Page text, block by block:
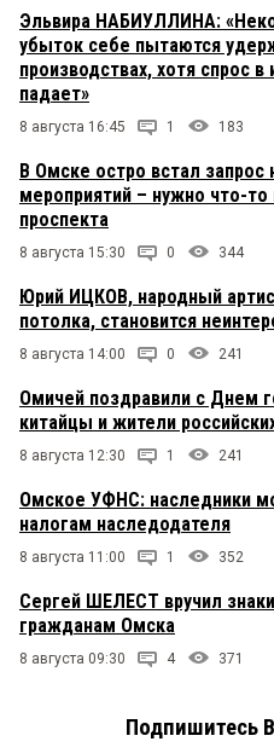
Эльвира НАБИУЛЛИНА:
убыток себе пытаются
производствах, хотя спрос
падает»
8 августа 16:45 1 183
В Омске остро встал
мероприятий – нужно что-
проспекта
8 августа 15:30 0 344
Юрий ИЦКОВ, народный
потолка, становится
8 августа 14:00 0 241
Омичей поздравили с Днем
китайцы и жители
8 августа 12:30 1 241
Омское УФНС: наследники
налогам наследодателя
8 августа 11:00 1 352
Сергей ШЕЛЕСТ вручил
гражданам Омска
8 августа 09:30 4 371
Подпишитесь